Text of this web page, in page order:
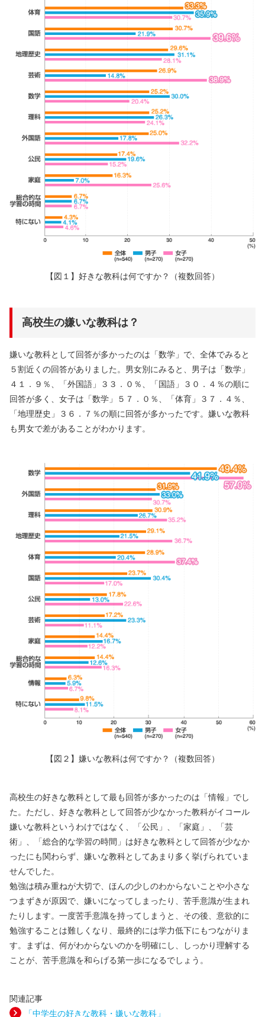
【図１】好きな教科は何ですか？（複数回答）
高校生の嫌いな教科は？
嫌いな教科として回答が多かったのは「数学」で、全体でみると
５割近くの回答がありました。男女別にみると、男子は「数学」
４１．９％、「外国語」３３．０％、「国語」３０．４％の順に
回答が多く、女子は「数学」５７．０％、「体育」３７．４％、
「地理歴史」３６．７％の順に回答が多かったです。嫌いな教科
も男女で差があることがわかります。
【図２】嫌いな教科は何ですか？（複数回答）
高校生の好きな教科として最も回答が多かったのは「情報」でし
た。ただし、好きな教科として回答が少なかった教科がイコール
嫌いな教科というわけではなく、「公民」、「家庭」、「芸
術」、「総合的な学習の時間」は好きな教科として回答が少なか
ったにも関わらず、嫌いな教科としてあまり多く挙げられていま
せんでした。
勉強は積み重ねが大切で、ほんの少しのわからないことや小さな
つまずきが原因で、嫌いになってしまったり、苦手意識が生まれ
たりします。一度苦手意識を持ってしまうと、その後、意欲的に
勉強することは難しくなり、最終的には学力低下にもつながりま
す。まずは、何がわからないのかを明確にし、しっかり理解する
ことが、苦手意識を和らげる第一歩になるでしょう。
関連記事
「中学生の好きな教科・嫌いな教科」